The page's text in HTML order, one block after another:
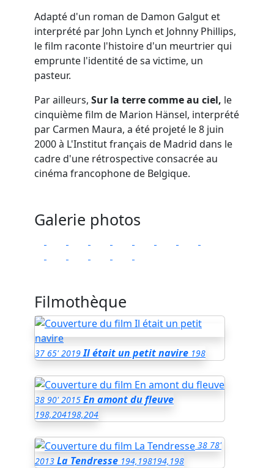
Adapté d'un roman de Damon Galgut et
interprété par John Lynch et Johnny Phillips,
le film raconte l'histoire d'un meurtrier qui
emprunte l'identité de sa victime, un
pasteur.
Par ailleurs, Sur la terre comme au ciel, le
cinquième film de Marion Hänsel, interprété
par Carmen Maura, a été projeté le 8 juin
2000 à L'Institut français de Madrid dans le
cadre d'une rétrospective consacrée au
cinéma francophone de Belgique.
Galerie photos
Filmothèque
37 65' 2019 Il était un petit navire 198
38 90' 2015 En amont du fleuve
198,204198,204
38 78'
2013 La Tendresse 194,198194,198